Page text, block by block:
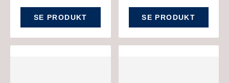
SE PRODUKT SE PRODUKT